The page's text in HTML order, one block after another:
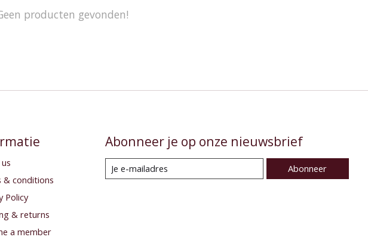
producten gevonden!
& conditions
Policy
& returns
a member
Abonneer je op onze nieuwsbrief
Abonneer